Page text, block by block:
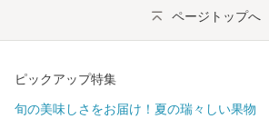
ページトップへ
ピックアップ特集
旬の美味しさをお届け！夏の瑞々しい果物